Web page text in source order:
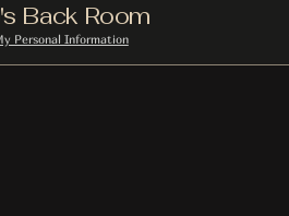
Back Room
Personal Information